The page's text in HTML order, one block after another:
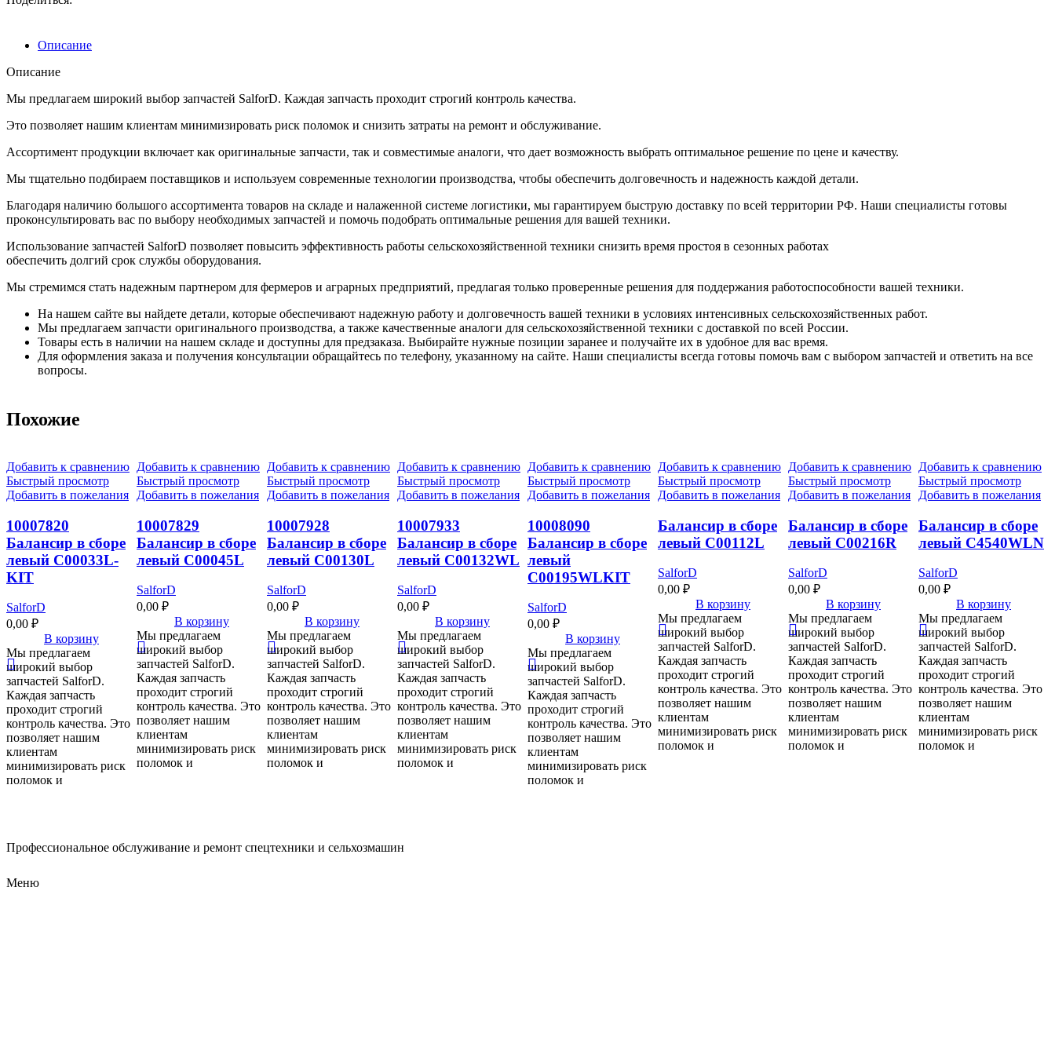
Описание
Описание
Мы предлагаем широкий выбор запчастей SalforD. Каждая запчасть проходит строгий контроль качества.
Это позволяет нашим клиентам минимизировать риск поломок и снизить затраты на ремонт и обслуживание.
Ассортимент продукции включает как оригинальные запчасти, так и совместимые аналоги, что дает возможность выбрать оптимальное решение по цене и качеству.
Мы тщательно подбираем поставщиков и используем современные технологии производства, чтобы обеспечить долговечность и надежность каждой детали.
Благодаря наличию большого ассортимента товаров на складе и налаженной системе логистики, мы гарантируем быструю доставку по всей территории РФ. Наши специалисты готовы
проконсультировать вас по выбору необходимых запчастей и помочь подобрать оптимальные решения для вашей техники.
Использование запчастей SalforD позволяет повысить эффективность работы сельскохозяйственной техники снизить время простоя в сезонных работах
обеспечить долгий срок службы оборудования.
Мы стремимся стать надежным партнером для фермеров и аграрных предприятий, предлагая только проверенные решения для поддержания работоспособности вашей техники.
На нашем сайте вы найдете детали, которые обеспечивают надежную работу и долговечность вашей техники в условиях интенсивных сельскохозяйственных работ.
Мы предлагаем запчасти оригинального производства, а также качественные аналоги для сельскохозяйственной техники с доставкой по всей России.
Товары есть в наличии на нашем складе и доступны для предзаказа. Выбирайте нужные позиции заранее и получайте их в удобное для вас время.
Для оформления заказа и получения консультации обращайтесь по телефону, указанному на сайте. Наши специалисты всегда готовы помочь вам с выбором запчастей и ответить на все
вопросы.
Похожие
Добавить к сравнению
Быстрый просмотр
Добавить в пожелания
10007820
Балансир в сборе
левый C00033L-
KIT
SalforD
0,00 ₽
В корзину
Мы предлагаем
широкий выбор
запчастей SalforD.
Каждая запчасть
проходит строгий
контроль качества. Это
позволяет нашим
клиентам
минимизировать риск
поломок и
Добавить к сравнению
Быстрый просмотр
Добавить в пожелания
10007829
Балансир в сборе
левый C00045L
SalforD
0,00 ₽
В корзину
Мы предлагаем
широкий выбор
запчастей SalforD.
Каждая запчасть
проходит строгий
контроль качества. Это
позволяет нашим
клиентам
минимизировать риск
поломок и
Добавить к сравнению
Быстрый просмотр
Добавить в пожелания
10007928
Балансир в сборе
левый C00130L
SalforD
0,00 ₽
В корзину
Мы предлагаем
широкий выбор
запчастей SalforD.
Каждая запчасть
проходит строгий
контроль качества. Это
позволяет нашим
клиентам
минимизировать риск
поломок и
Добавить к сравнению
Быстрый просмотр
Добавить в пожелания
10007933
Балансир в сборе
левый C00132WL
SalforD
0,00 ₽
В корзину
Мы предлагаем
широкий выбор
запчастей SalforD.
Каждая запчасть
проходит строгий
контроль качества. Это
позволяет нашим
клиентам
минимизировать риск
поломок и
Добавить к сравнению
Быстрый просмотр
Добавить в пожелания
10008090
Балансир в сборе
левый
C00195WLKIT
SalforD
0,00 ₽
В корзину
Мы предлагаем
широкий выбор
запчастей SalforD.
Каждая запчасть
проходит строгий
контроль качества. Это
позволяет нашим
клиентам
минимизировать риск
поломок и
Добавить к сравнению
Быстрый просмотр
Добавить в пожелания
Балансир в сборе
левый C00112L
SalforD
0,00 ₽
В корзину
Мы предлагаем
широкий выбор
запчастей SalforD.
Каждая запчасть
проходит строгий
контроль качества. Это
позволяет нашим
клиентам
минимизировать риск
поломок и
Добавить к сравнению
Быстрый просмотр
Добавить в пожелания
Балансир в сборе
левый C00216R
SalforD
0,00 ₽
В корзину
Мы предлагаем
широкий выбор
запчастей SalforD.
Каждая запчасть
проходит строгий
контроль качества. Это
позволяет нашим
клиентам
минимизировать риск
поломок и
Добавить к сравнению
Быстрый просмотр
Добавить в пожелания
Балансир в сборе
левый C4540WLN
SalforD
0,00 ₽
В корзину
Мы предлагаем
широкий выбор
запчастей SalforD.
Каждая запчасть
проходит строгий
контроль качества. Это
позволяет нашим
клиентам
минимизировать риск
поломок и
Профессиональное обслуживание и ремонт спецтехники и сельхозмашин
Меню